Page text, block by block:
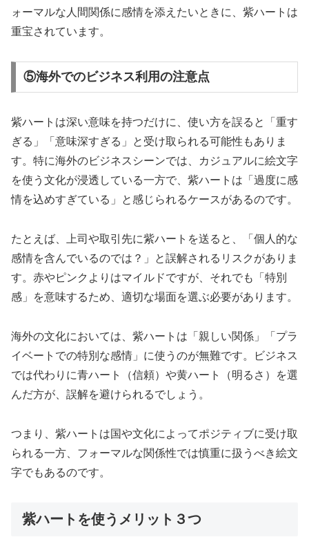
ォーマルな人間関係に感情を添えたいときに、紫ハートは
重宝されています。
⑤海外でのビジネス利用の注意点
紫ハートは深い意味を持つだけに、使い方を誤ると「重す
ぎる」「意味深すぎる」と受け取られる可能性もありま
す。特に海外のビジネスシーンでは、カジュアルに絵文字
を使う文化が浸透している一方で、紫ハートは「過度に感
情を込めすぎている」と感じられるケースがあるのです。
たとえば、上司や取引先に紫ハートを送ると、「個人的な
感情を含んでいるのでは？」と誤解されるリスクがありま
す。赤やピンクよりはマイルドですが、それでも「特別
感」を意味するため、適切な場面を選ぶ必要があります。
海外の文化においては、紫ハートは「親しい関係」「プラ
イベートでの特別な感情」に使うのが無難です。ビジネス
では代わりに青ハート（信頼）や黄ハート（明るさ）を選
んだ方が、誤解を避けられるでしょう。
つまり、紫ハートは国や文化によってポジティブに受け取
られる一方、フォーマルな関係性では慎重に扱うべき絵文
字でもあるのです。
紫ハートを使うメリット３つ